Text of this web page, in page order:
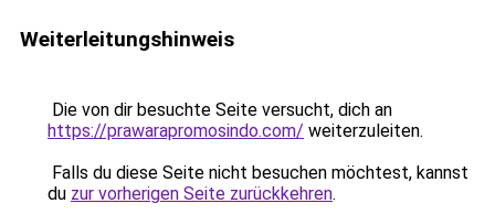
Weiterleitungshinweis
Die von dir besuchte Seite versucht, dich an
https://prawarapromosindo.com/ weiterzuleiten.
Falls du diese Seite nicht besuchen möchtest, kannst
du zur vorherigen Seite zurückkehren.